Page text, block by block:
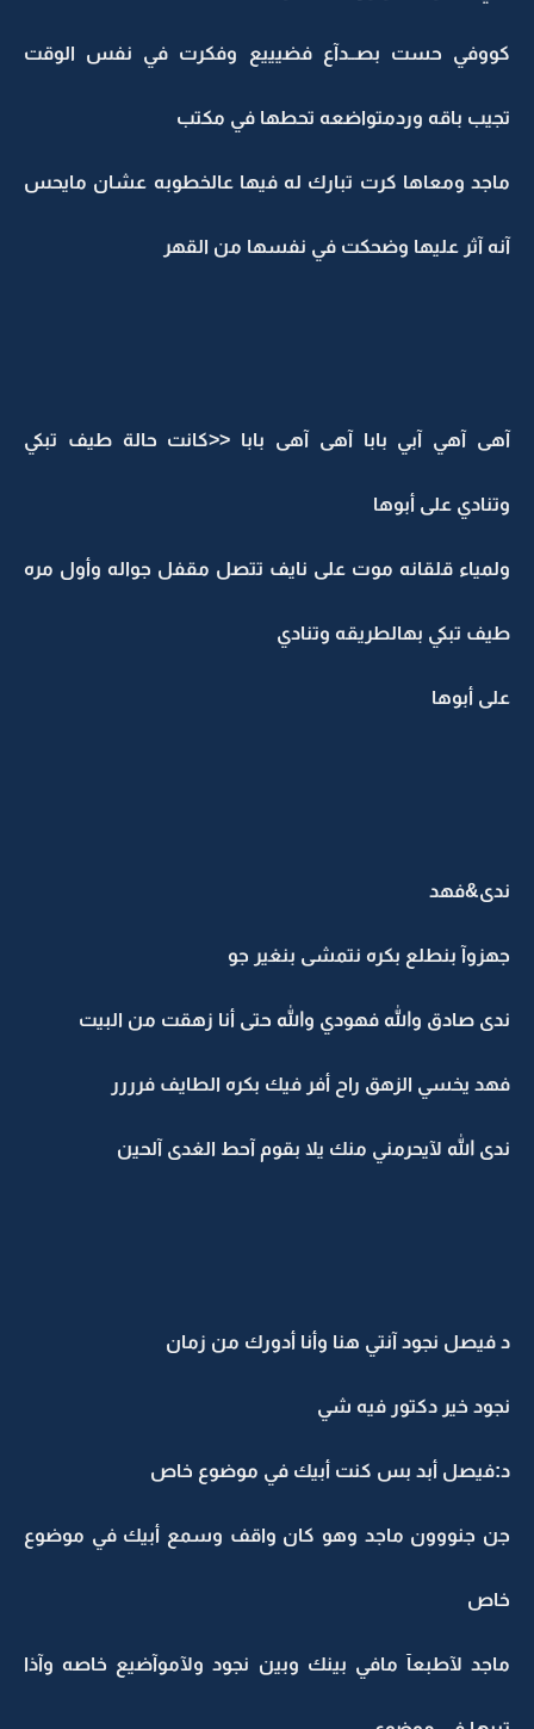
كووفي حست بصــدآع فضيييع وفكرت في نفس الوقت
تجيب باقه وردمتواضعه تحطها في مكتب
ماجد ومعاها كرت تبارك له فيها عالخطوبه عشان مايحس
آنه آثر عليها وضحكت في نفسها من القهر
آهى آهي آبي بابا آهى آهى بابا <<كانت حالة طيف تبكي
وتنادي على أبوها
ولمياء قلقانه موت على نايف تتصل مقفل جواله وأول مره
طيف تبكي بهالطريقه وتنادي
على أبوها
ندى&فهد
جهزوآ بنطلع بكره نتمشى بنغير جو
ندى صادق والله فهودي والله حتى أنا زهقت من البيت
فهد يخسي الزهق راح أفر فيك بكره الطايف فرررر
ندى الله لآيحرمني منك يلا بقوم آحط الغدى آلحين
د فيصل نجود آنتي هنا وأنا أدورك من زمان
نجود خير دكتور فيه شي
د:فيصل أبد بس كنت أبيك في موضوع خاص
جن جنووون ماجد وهو كان واقف وسمع أبيك في موضوع
خاص
ماجد لآطبعآ مافي بينك وبين نجود ولآموآضيع خاصه وآذا